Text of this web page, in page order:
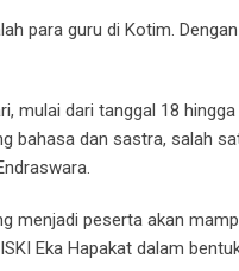
para guru di Kotim.
mulai dari tanggal 18
bahasa dan sastra, salah
menjadi peserta akan
Eka Hapakat dalam